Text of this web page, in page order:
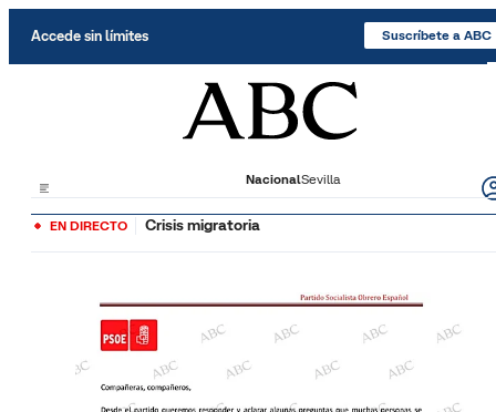
Accede sin límites Suscríbete a ABC
NacionalSevilla
EN DIRECTO Crisis migratoria